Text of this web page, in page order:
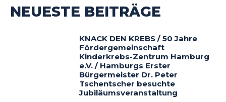
NEUESTE BEITRÄGE
KNACK DEN KREBS / 50 Jahre
Fördergemeinschaft
Kinderkrebs-Zentrum Hamburg
e.V. / Hamburgs Erster
Bürgermeister Dr. Peter
Tschentscher besuchte
Jubiläumsveranstaltung